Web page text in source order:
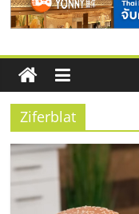
วิธีเลื
โจทย์
ข้อมูล
ธุรกิจ
SME
แห่ง
Ziferblat